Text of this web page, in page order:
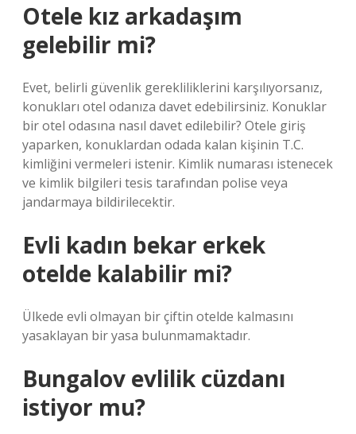
Otele kız arkadaşım
gelebilir mi?
Evet, belirli güvenlik gerekliliklerini karşılıyorsanız,
konukları otel odanıza davet edebilirsiniz. Konuklar
bir otel odasına nasıl davet edilebilir? Otele giriş
yaparken, konuklardan odada kalan kişinin T.C.
kimliğini vermeleri istenir. Kimlik numarası istenecek
ve kimlik bilgileri tesis tarafından polise veya
jandarmaya bildirilecektir.
Evli kadın bekar erkek
otelde kalabilir mi?
Ülkede evli olmayan bir çiftin otelde kalmasını
yasaklayan bir yasa bulunmamaktadır.
Bungalov evlilik cüzdanı
istiyor mu?